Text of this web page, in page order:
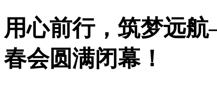
用心前行，筑梦远
春会圆满闭幕！